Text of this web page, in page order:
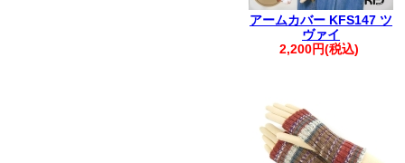
アームカバー KFS147 ツ
ヴァイ
2,200円(税込)